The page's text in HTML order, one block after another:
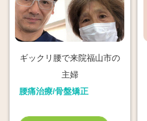
ギックリ腰で来院福山市の
主婦
腰痛治療/骨盤矯正